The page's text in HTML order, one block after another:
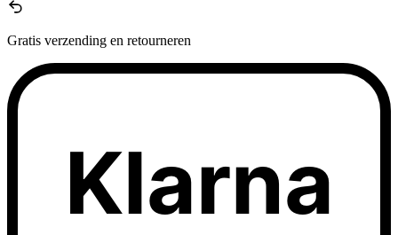
Gratis verzending en retourneren
Klarna